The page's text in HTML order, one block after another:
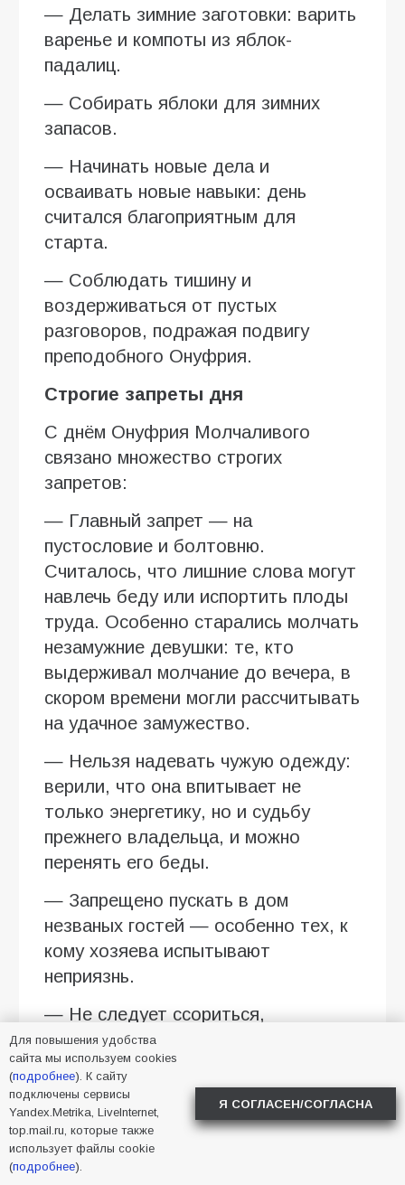
— Делать зимние заготовки: варить
варенье и компоты из яблок-
падалиц.
— Собирать яблоки для зимних
запасов.
— Начинать новые дела и
осваивать новые навыки: день
считался благоприятным для
старта.
— Соблюдать тишину и
воздерживаться от пустых
разговоров, подражая подвигу
преподобного Онуфрия.
Строгие запреты дня
С днём Онуфрия Молчаливого
связано множество строгих
запретов:
— Главный запрет — на
пустословие и болтовню.
Считалось, что лишние слова могут
навлечь беду или испортить плоды
труда. Особенно старались молчать
незамужние девушки: те, кто
выдерживал молчание до вечера, в
скором времени могли рассчитывать
на удачное замужество.
— Нельзя надевать чужую одежду:
верили, что она впитывает не
только энергетику, но и судьбу
прежнего владельца, и можно
перенять его беды.
— Запрещено пускать в дом
незваных гостей — особенно тех, к
кому хозяева испытывают
неприязнь.
— Не следует ссориться,
хвастаться или обманывать: это
может привлечь бедность и
болезни.
— Без крайней необходимости
нельзя брать в руки острые и
колющие предметы: раны от них в
Для повышения удобства
сайта мы используем cookies
(подробнее). К сайту
подключены сервисы
Yandex.Metrika, LiveInternet,
top.mail.ru, которые также
использует файлы cookie
(подробнее).
Я СОГЛАСЕН/СОГЛАСНА